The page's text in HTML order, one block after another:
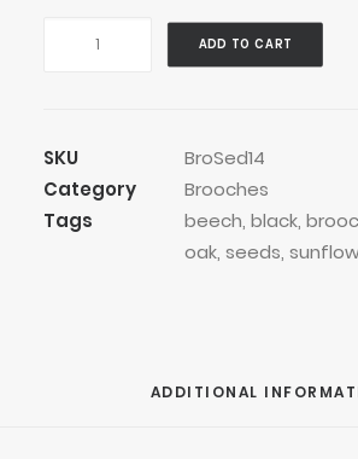
Brooch
quantity
ADD TO CART
SKU
BroSed14
Category
Brooches
Tags
beech, black,
oak, seeds,
ADDITIONAL